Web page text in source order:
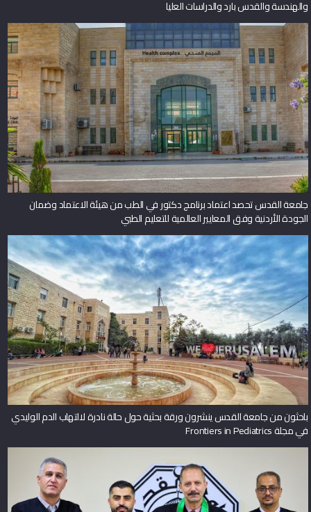
والهندسة والقدس بارد والدراسات العليا
جامعة القدس تحصد اعتماد برنامج دكتور في الطب من هيئة الاعتماد وضمان
الجودة الأردنية وفق المعايير العالمية للتعليم الطبي
باحثون من جامعة القدس ينشرون ورقة بحثية حول حالة نادرة لالتهاب الدم الوليدي
في مجلة Frontiers in Pediatrics